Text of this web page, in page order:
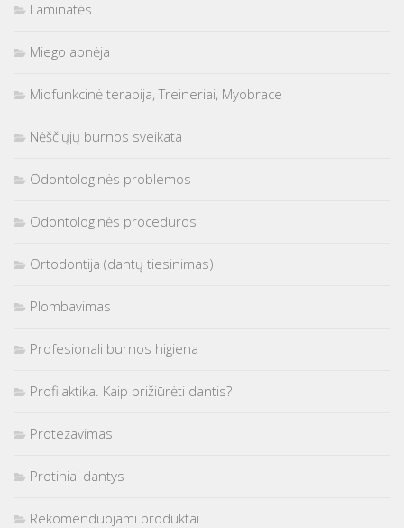
Laminatės
Miego apnėja
Miofunkcinė terapija, Treineriai, Myobrace
Nėščiųjų burnos sveikata
Odontologinės problemos
Odontologinės procedūros
Ortodontija (dantų tiesinimas)
Plombavimas
Profesionali burnos higiena
Profilaktika. Kaip prižiūrėti dantis?
Protezavimas
Protiniai dantys
Rekomenduojami produktai